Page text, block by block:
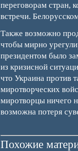
переговорам стран,
встречи.
Также возможно
чтобы мирно
президентом было
из кризисной
что Украина против
миротворческих
миротворцы ничего
возможна потеря
Похожие